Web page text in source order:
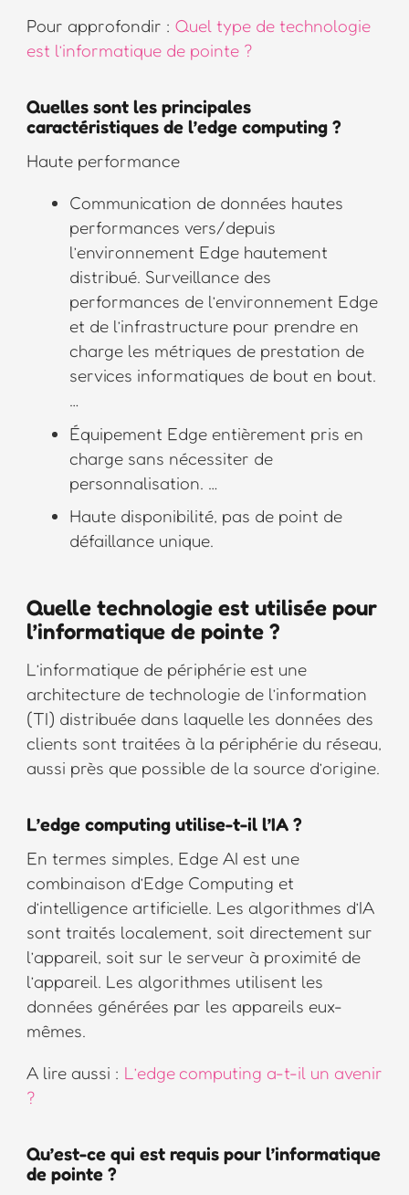
Pour approfondir : Quel type de technologie
est l’informatique de pointe ?
Quelles sont les principales
caractéristiques de l’edge computing ?
Haute performance
Communication de données hautes
performances vers/depuis
l’environnement Edge hautement
distribué. Surveillance des
performances de l’environnement Edge
et de l’infrastructure pour prendre en
charge les métriques de prestation de
services informatiques de bout en bout.
…
Équipement Edge entièrement pris en
charge sans nécessiter de
personnalisation. …
Haute disponibilité, pas de point de
défaillance unique.
Quelle technologie est utilisée pour
l’informatique de pointe ?
L’informatique de périphérie est une
architecture de technologie de l’information
(TI) distribuée dans laquelle les données des
clients sont traitées à la périphérie du réseau,
aussi près que possible de la source d’origine.
L’edge computing utilise-t-il l’IA ?
En termes simples, Edge AI est une
combinaison d’Edge Computing et
d’intelligence artificielle. Les algorithmes d’IA
sont traités localement, soit directement sur
l’appareil, soit sur le serveur à proximité de
l’appareil. Les algorithmes utilisent les
données générées par les appareils eux-
mêmes.
A lire aussi : L’edge computing a-t-il un avenir
?
Qu’est-ce qui est requis pour l’informatique
de pointe ?